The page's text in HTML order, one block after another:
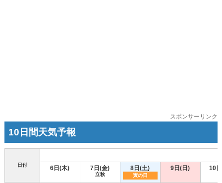
スポンサーリンク
10日間天気予報
日付 6日(木) 7日(金)
立秋
8日(土)
寅の日
9日(日) 10